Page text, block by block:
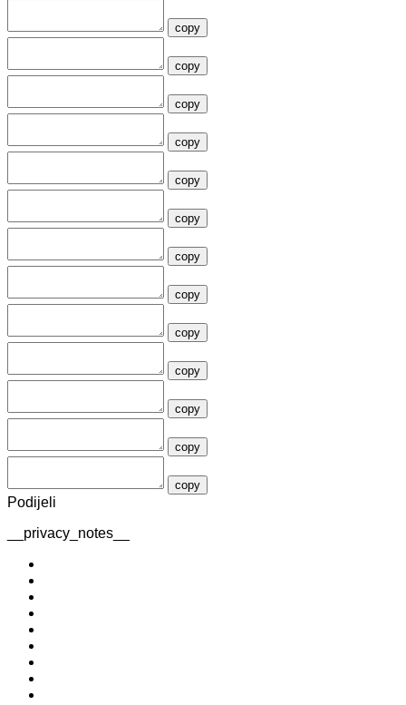
copy
copy
copy
copy
copy
copy
copy
copy
copy
copy
copy
copy
copy
Podijeli
__privacy_notes__